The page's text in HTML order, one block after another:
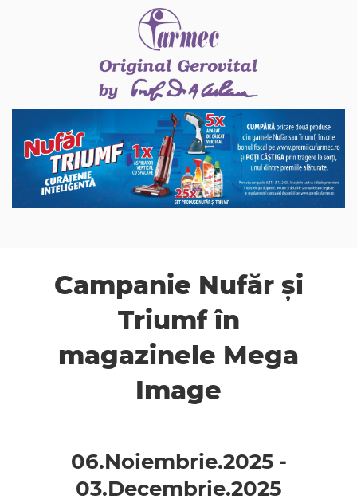
Campanie Nufăr și
Triumf în
magazinele Mega
Image
06.Noiembrie.2025-
03.Decembrie.2025